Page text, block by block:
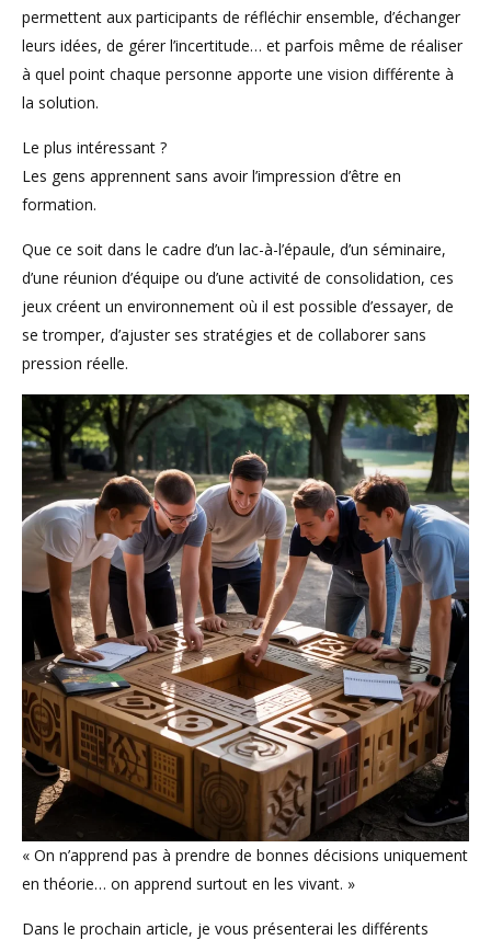
permettent aux participants de réfléchir ensemble, d’échanger
leurs idées, de gérer l’incertitude… et parfois même de réaliser
à quel point chaque personne apporte une vision différente à
la solution.
Le plus intéressant ?
Les gens apprennent sans avoir l’impression d’être en
formation.
Que ce soit dans le cadre d’un lac-à-l’épaule, d’un séminaire,
d’une réunion d’équipe ou d’une activité de consolidation, ces
jeux créent un environnement où il est possible d’essayer, de
se tromper, d’ajuster ses stratégies et de collaborer sans
pression réelle.
« On n’apprend pas à prendre de bonnes décisions uniquement
en théorie… on apprend surtout en les vivant. »
Dans le prochain article, je vous présenterai les différents